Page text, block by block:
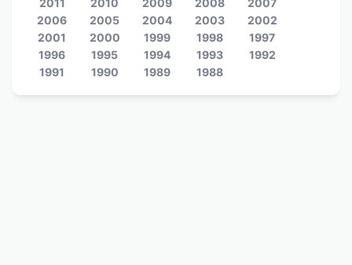
2011
2010 2009 2008
2007
2006
2005 2004 2003
2002
2001
2000 1999 1998
1997
1996
1995 1994 1993
1992
1991
1990 1989 1988